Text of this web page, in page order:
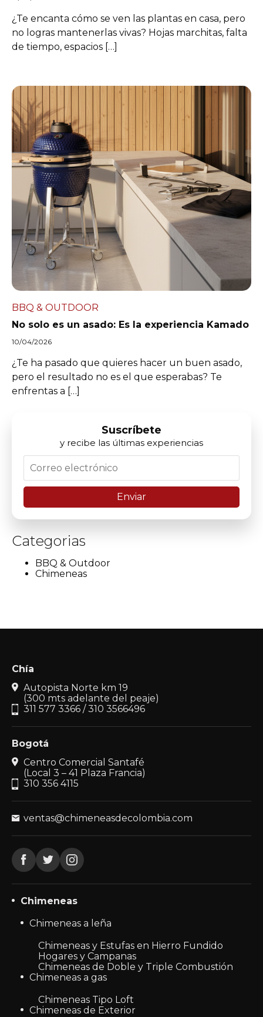
¿Te encanta cómo se ven las plantas en casa, pero
no logras mantenerlas vivas? Hojas marchitas, falta
de tiempo, espacios […]
BBQ & OUTDOOR
No solo es un asado: Es la experiencia Kamado
10/04/2026
¿Te ha pasado que quieres hacer un buen asado,
pero el resultado no es el que esperabas? Te
enfrentas a […]
Suscríbete
y recibe las últimas experiencias
Categorias
BBQ & Outdoor
Chimeneas
Chía
Autopista Norte km 19
(300 mts adelante del peaje)
311 577 3366 / 310 3566496
Bogotá
Centro Comercial Santafé
(Local 3 – 41 Plaza Francia)
310 356 4115
ventas@chimeneasdecolombia.com
Chimeneas
Chimeneas a leña
Chimeneas y Estufas en Hierro Fundido
Hogares y Campanas
Chimeneas de Doble y Triple Combustión
Chimeneas a gas
Chimeneas Tipo Loft
Chimeneas de Exterior